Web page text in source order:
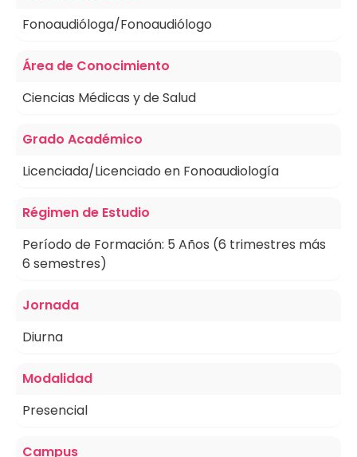
Fonoaudióloga/Fonoaudiólogo
Área de Conocimiento
Ciencias Médicas y de Salud
Grado Académico
Licenciada/Licenciado en Fonoaudiología
Régimen de Estudio
Período de Formación: 5 Años (6 trimestres más
6 semestres)
Jornada
Diurna
Modalidad
Presencial
Campus